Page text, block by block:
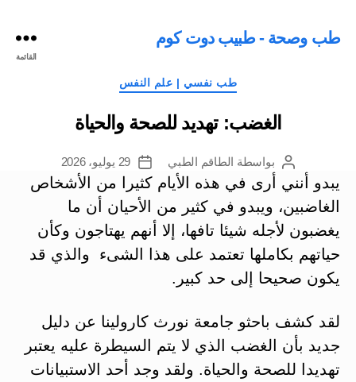
طب وصحة - طبيب دوت كوم
القائمة
التصنيفات
طب نفسي | علم النفس
الغضب: تهديد للصحة والحياة
كاتب
المقالة
بواسطة الطاقم الطبي
تاريخ
المقالة
29 يوليو، 2026
يبدو أنني أرى في هذه الأيام كثيرا من الأشخاص
الغاضبين، ويبدو في كثير من الأحيان أن ما
يغضبون لأجله شيئا تافها، إلا أنهم يهتاجون وكأن
حياتهم بكاملها تعتمد على هذا الشىء والذي قد
يكون صحيحا إلى حد كبير.
لقد كشف باحثو جامعة نورث كارولينا عن دليل
جديد بأن الغضب الذي لا يتم السيطرة عليه يعتبر
تهديدا للصحة والحياة. ولقد وجد أحد الاستبيانات